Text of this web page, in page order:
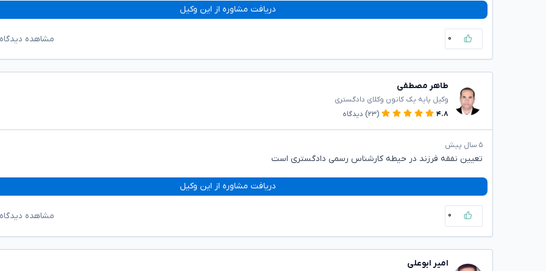
دریافت مشاوره از این وکیل
۰ مشاهده
طاهر مصطفی
وکیل پایه یک کانون وکلای دادگستری
۴.۸
(۲۳) دیدگاه
۵ سال پیش
تعیین نفقه فرزند در حیطه کارشناس رسمی دادگستری است
دریافت مشاوره از این وکیل
۰ مشاهده
امیر ابوعلی